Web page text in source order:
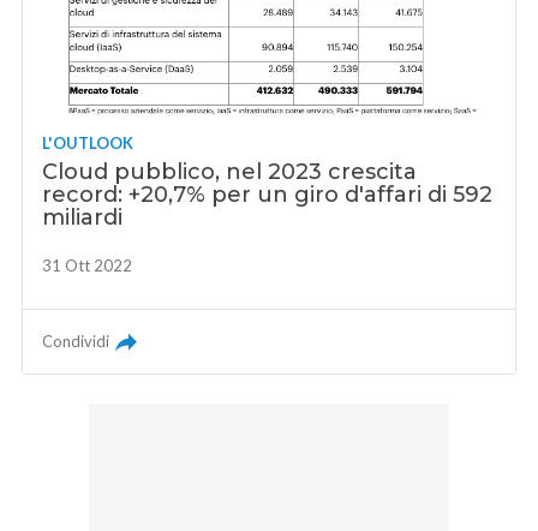
L'OUTLOOK
Cloud pubblico, nel 2023 crescita
record: +20,7% per un giro d'affari di 592
miliardi
31 Ott 2022
Condividi